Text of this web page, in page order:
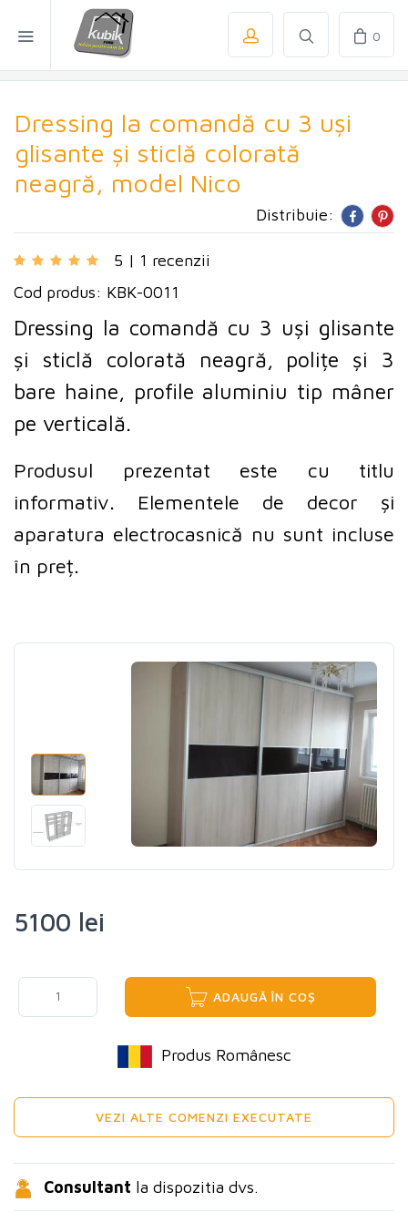
0
Dressing la comandă cu 3 uși
glisante și sticlă colorată
neagră, model Nico
Distribuie:
5 | 1 recenzii
Cod produs: KBK-0011
Dressing la comandă cu 3 uși glisante
și sticlă colorată neagră, polițe și 3
bare haine, profile aluminiu tip mâner
pe verticală.
Produsul prezentat este cu titlu
informativ. Elementele de decor și
aparatura electrocasnică nu sunt incluse
în preț.
5100 lei
ADAUGĂ ÎN COȘ
Produs Românesc
VEZI ALTE COMENZI EXECUTATE
Consultant la dispozitia dvs.